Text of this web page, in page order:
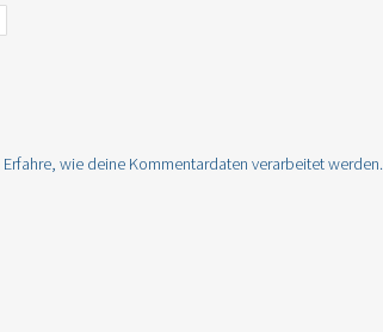
Erfahre, wie deine Kommentardaten verarbeitet werden.